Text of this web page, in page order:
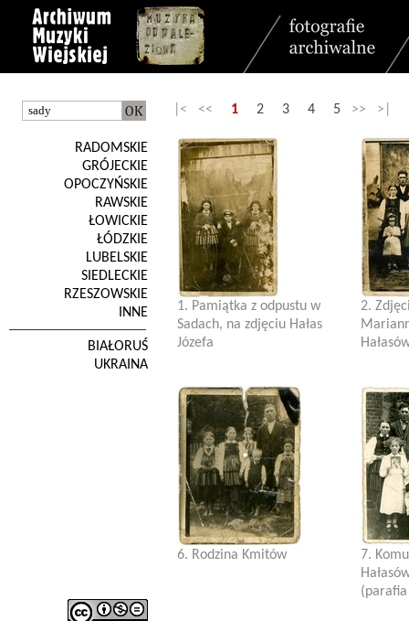
RADOMSKIE
GRÓJECKIE
OPOCZYŃSKIE
RAWSKIE
ŁOWICKIE
ŁÓDZKIE
LUBELSKIE
SIEDLECKIE
RZESZOWSKIE
INNE
BIAŁORUŚ
UKRAINA
|< << 1 2 3 4 5 >> >|
1. Pamiątka z odpustu w
Sadach, na zdjęciu Hałas
Józefa
2.
6. Rodzina Kmitów
7.